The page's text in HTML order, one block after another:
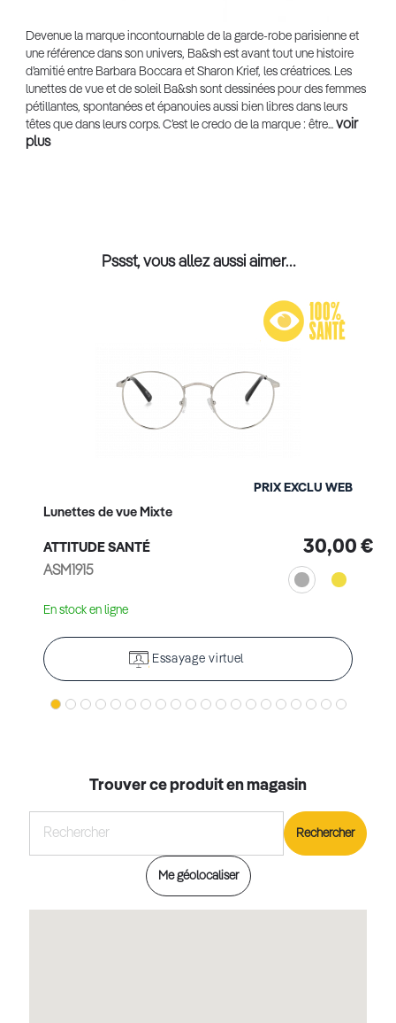
Devenue la marque incontournable de la garde-robe parisienne et
une référence dans son univers, Ba&sh est avant tout une histoire
d’amitié entre Barbara Boccara et Sharon Krief, les créatrices. Les
lunettes de vue et de soleil Ba&sh sont dessinées pour des femmes
pétillantes, spontanées et épanouies aussi bien libres dans leurs
têtes que dans leurs corps. C’est le credo de la marque : être... voir
plus
Pssst, vous allez aussi aimer…
Lunettes de vue Mixte
ATTITUDE SANTÉ
ASM1915
PRIX EXCLU WEB
30,00 €
En stock en ligne
Essayage virtuel
Trouver ce produit en magasin